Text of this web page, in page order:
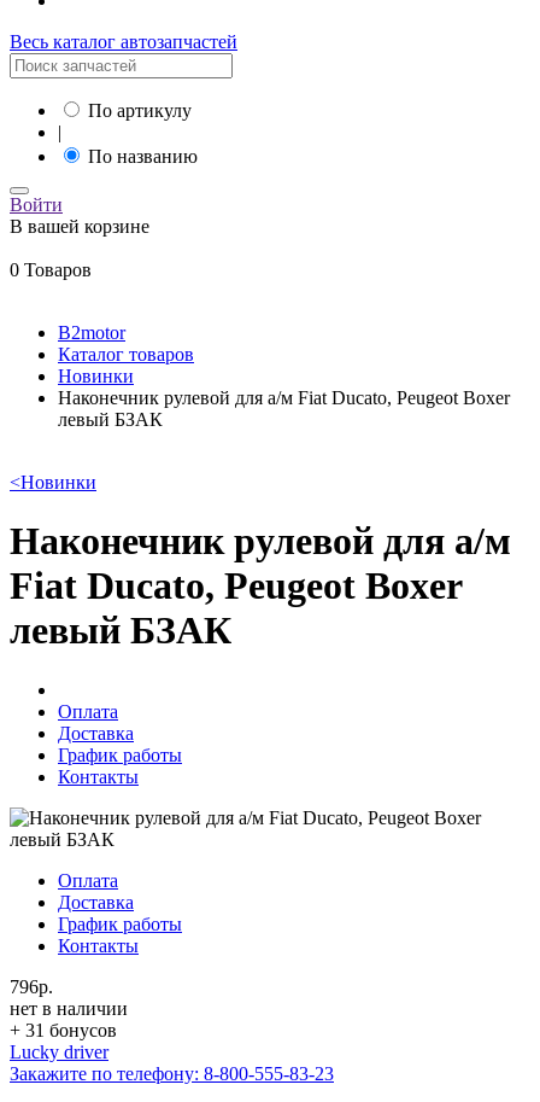
Весь каталог автозапчастей
По артикулу
|
По названию
Войти
В вашей корзине
0 Товаров
B2motor
Каталог товаров
Новинки
Наконечник рулевой для а/м Fiat Ducato, Peugeot Boxer
левый БЗАК
<Новинки
Наконечник рулевой для а/м
Fiat Ducato, Peugeot Boxer
левый БЗАК
Оплата
Доставка
График работы
Контакты
Оплата
Доставка
График работы
Контакты
796р.
нет в наличии
+ 31 бонусов
Lucky driver
Закажите по телефону: 8-800-555-83-23